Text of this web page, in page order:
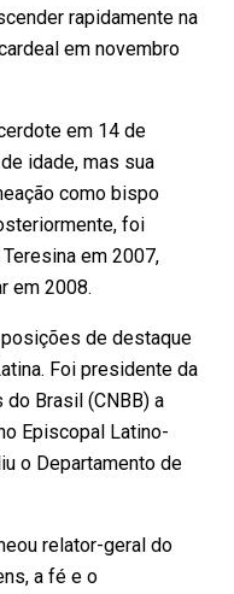
rapidamente na
em novembro
em 14 de
idade, mas sua
como bispo
foi
em 2007,
em 2008.
de destaque
Foi presidente da
Brasil (CNBB) a
Episcopal Latino-
o Departamento de
relator-geral do
a fé e o